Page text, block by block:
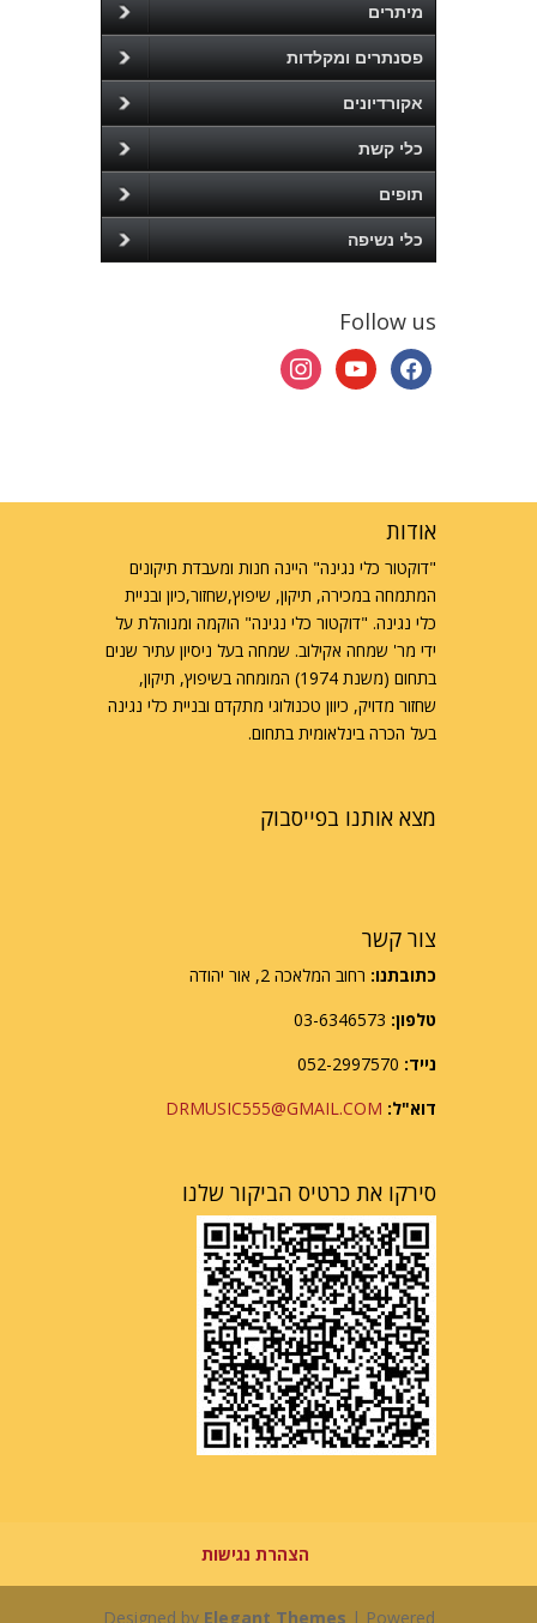
מיתרים
פסנתרים ומקלדות
אקורדיונים
כלי קשת
תופים
כלי נשיפה
Follow us
facebook
youtube
instagram
אודות
"דוקטור כלי נגינה" היינה חנות ומעבדת תיקונים
המתמחה במכירה, תיקון, שיפוץ,שחזור,כיון ובניית
כלי נגינה. "דוקטור כלי נגינה" הוקמה ומנוהלת על
ידי מר' שמחה אקילוב. שמחה בעל ניסיון עתיר שנים
בתחום (משנת 1974) המומחה בשיפוץ, תיקון,
שחזור מדויק, כיוון טכנולוגי מתקדם ובניית כלי נגינה
בעל הכרה בינלאומית בתחום.
מצא אותנו בפייסבוק
צור קשר
כתובתנו: רחוב המלאכה 2, אור יהודה
טלפון:
נייד:
דוא"ל: DRMUSIC555@GMAIL.COM
סירקו את כרטיס הביקור שלנו
הצהרת נגישות
Designed by Elegant Themes | Powered